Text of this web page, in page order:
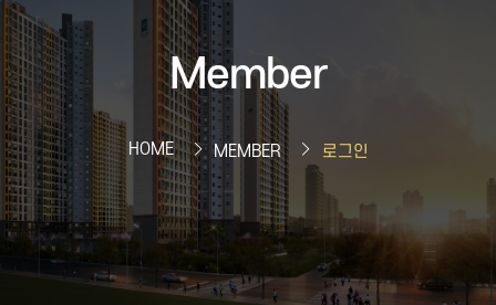
Q&A 로그인 회원가입
Member
HOME MEMBER 로그인